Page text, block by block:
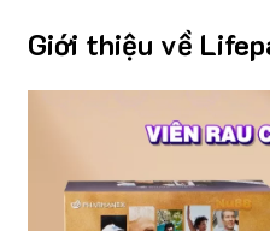
Giới thiệu về